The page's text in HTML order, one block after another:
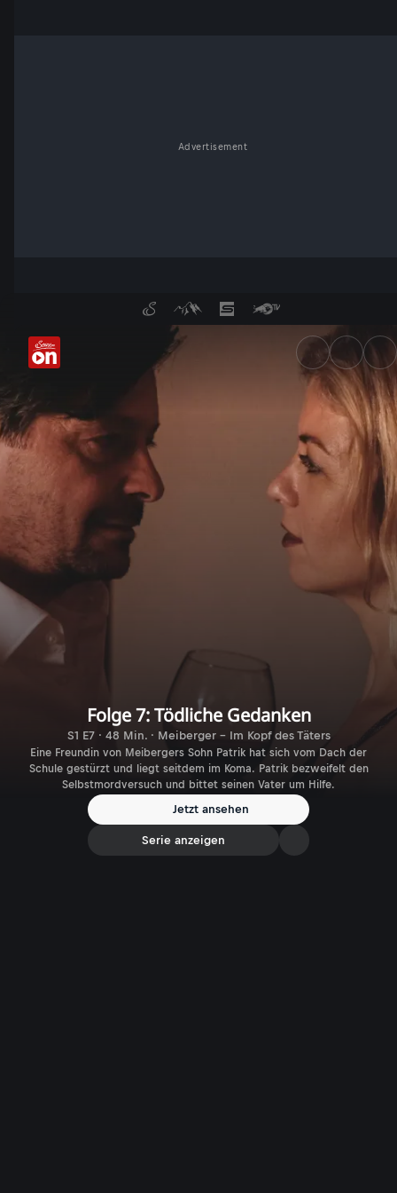
Advertisement
Folge 7: Tödliche Gedanken
Folge 7: Tödliche Gedanken
S1 E7 · 48 Min. · Meiberger - Im Kopf des Täters
Eine Freundin von Meibergers Sohn Patrik hat sich vom Dach der
Schule gestürzt und liegt seitdem im Koma. Patrik bezweifelt den
Selbstmordversuch und bittet seinen Vater um Hilfe.
Jetzt ansehen
Serie anzeigen